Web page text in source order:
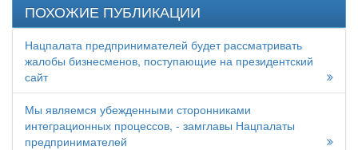
ПОХОЖИЕ ПУБЛИКАЦИИ
Нацпалата предпринимателей будет рассматривать
жалобы бизнесменов, поступающие на президентский
сайт
Мы являемся убежденными сторонниками
интеграционных процессов, - замглавы Нацпалаты
предпринимателей